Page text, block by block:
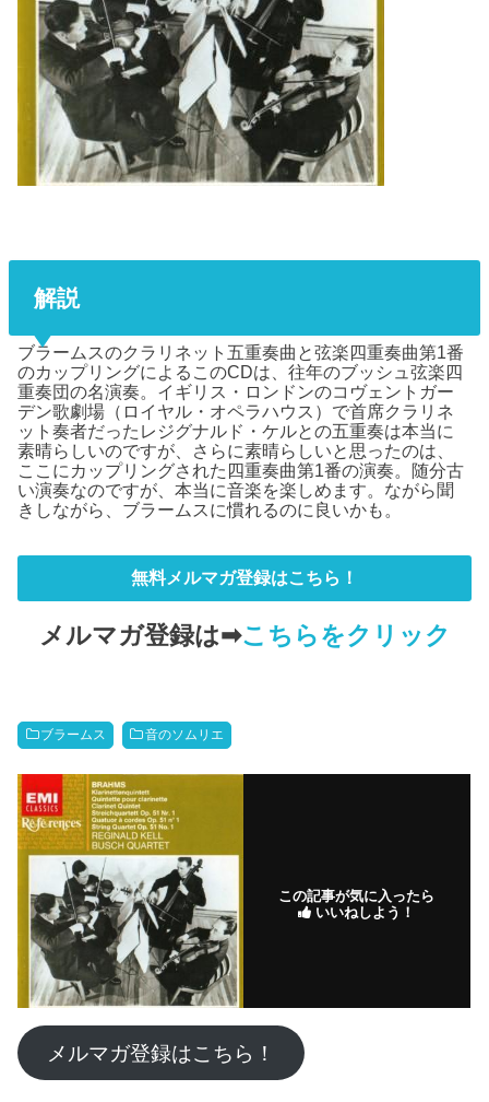
解説
ブラームスのクラリネット五重奏曲と弦楽四重奏曲第1番
のカップリングによるこのCDは、往年のブッシュ弦楽四
重奏団の名演奏。イギリス・ロンドンのコヴェントガー
デン歌劇場（ロイヤル・オペラハウス）で首席クラリネ
ット奏者だったレジグナルド・ケルとの五重奏は本当に
素晴らしいのですが、さらに素晴らしいと思ったのは、
ここにカップリングされた四重奏曲第1番の演奏。随分古
い演奏なのですが、本当に音楽を楽しめます。ながら聞
きしながら、ブラームスに慣れるのに良いかも。
無料メルマガ登録はこちら！
メルマガ登録は➡こちらをクリック
ブラームス 音のソムリエ
この記事が気に入ったら
いいねしよう！
メルマガ登録はこちら！